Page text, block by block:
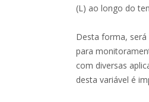
(L) ao longo do
Desta forma, será
para
com diversas
desta variável é